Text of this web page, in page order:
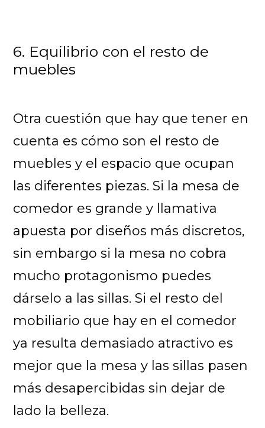
6. Equilibrio con el resto de
muebles
Otra cuestión que hay que tener en
cuenta es cómo son el resto de
muebles y el espacio que ocupan
las diferentes piezas. Si la mesa de
comedor es grande y llamativa
apuesta por diseños más discretos,
sin embargo si la mesa no cobra
mucho protagonismo puedes
dárselo a las sillas. Si el resto del
mobiliario que hay en el comedor
ya resulta demasiado atractivo es
mejor que la mesa y las sillas pasen
más desapercibidas sin dejar de
lado la belleza.